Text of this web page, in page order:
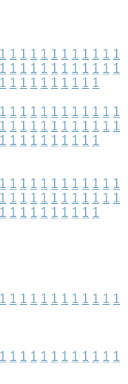
1 1 1 1 1 1 1 1 1 1 1 1
1 1 1 1 1 1 1 1 1 1 1 1
1 1 1 1 1 1 1 1 1 1
1 1 1 1 1 1 1 1 1 1 1 1
1 1 1 1 1 1 1 1 1 1 1 1
1 1 1 1 1 1 1 1 1 1
1 1 1 1 1 1 1 1 1 1 1 1
1 1 1 1 1 1 1 1 1 1 1 1
1 1 1 1 1 1 1 1 1 1
1 1 1 1 1 1 1 1 1 1 1 1
1 1 1 1 1 1 1 1 1 1 1 1